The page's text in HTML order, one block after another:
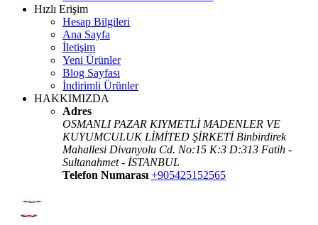
Hızlı Erişim
Hesap Bilgileri
Ana Sayfa
İletişim
Yeni Ürünler
Blog Sayfası
İndirimli Ürünler
HAKKIMIZDA
Adres
OSMANLI PAZAR KIYMETLİ MADENLER VE
KUYUMCULUK LİMİTED ŞİRKETİ Binbirdirek
Mahallesi Divanyolu Cd. No:15 K:3 D:313 Fatih -
Sultanahmet - İSTANBUL
Telefon Numarası +905425152565